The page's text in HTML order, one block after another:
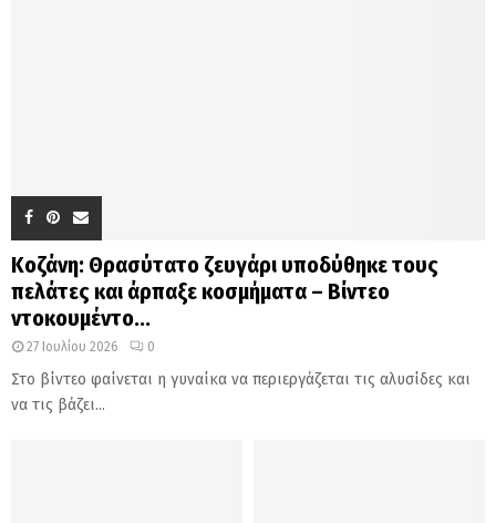
Κοζάνη: Θρασύτατο ζευγάρι υποδύθηκε τους
πελάτες και άρπαξε κοσμήματα – Βίντεο
ντοκουμέντο...
27 Ιουλίου 2026 0
Στο βίντεο φαίνεται η γυναίκα να περιεργάζεται τις αλυσίδες και
να τις βάζει...